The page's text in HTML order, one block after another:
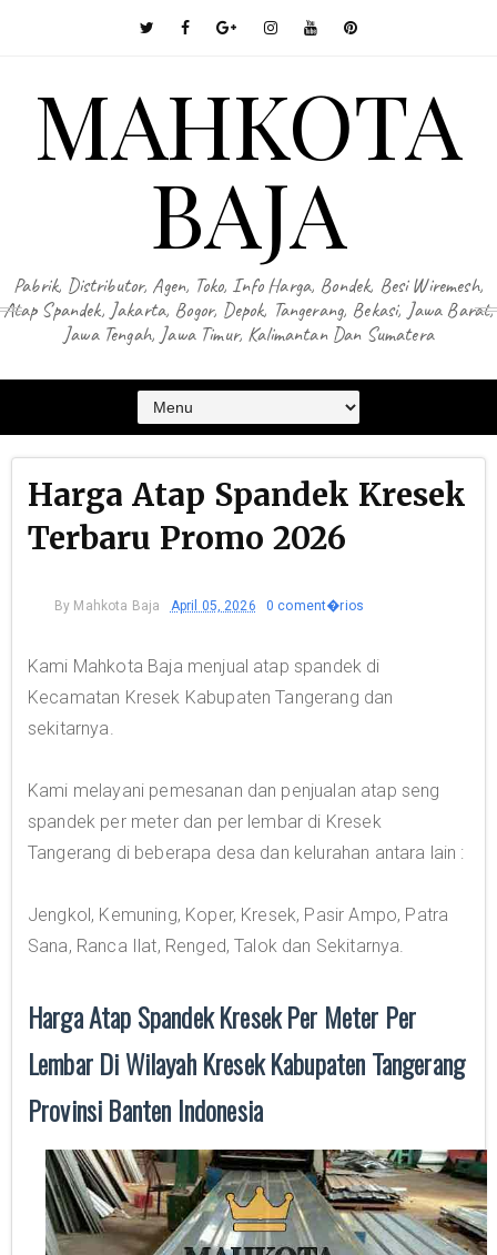
MAHKOTA
BAJA
Pabrik, Distributor, Agen, Toko, Info Harga, Bondek, Besi Wiremesh,
Atap Spandek, Jakarta, Bogor, Depok, Tangerang, Bekasi, Jawa Barat,
Jawa Tengah, Jawa Timur, Kalimantan Dan Sumatera
Harga Atap Spandek Kresek
Terbaru Promo 2026
By Mahkota Baja April 05, 2026 0 coment�rios
Kami Mahkota Baja menjual atap spandek di
Kecamatan Kresek Kabupaten Tangerang dan
sekitarnya.
Kami melayani pemesanan dan penjualan atap seng
spandek per meter dan per lembar di Kresek
Tangerang di beberapa desa dan kelurahan antara lain :
Jengkol, Kemuning, Koper, Kresek, Pasir Ampo, Patra
Sana, Ranca Ilat, Renged, Talok dan Sekitarnya.
Harga Atap Spandek Kresek Per Meter Per
Lembar Di Wilayah Kresek Kabupaten Tangerang
Provinsi Banten Indonesia